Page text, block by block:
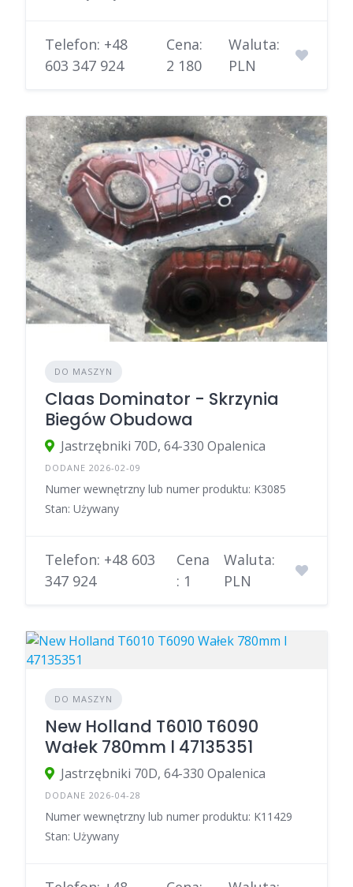
Telefon: +48
603 347 924
Cena:
2 180
Waluta:
PLN
DO MASZYN
Claas Dominator - Skrzynia
Biegów Obudowa
Jastrzębniki 70D, 64-330 Opalenica
DODANE 2026-02-09
Numer wewnętrzny lub numer produktu: K3085
Stan: Używany
Telefon: +48 603
347 924
Cena
: 1
Waluta:
PLN
DO MASZYN
New Holland T6010 T6090
Wałek 780mm l 47135351
Jastrzębniki 70D, 64-330 Opalenica
DODANE 2026-04-28
Numer wewnętrzny lub numer produktu: K11429
Stan: Używany